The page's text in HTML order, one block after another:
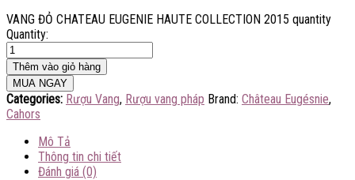
VANG ĐỎ CHATEAU EUGENIE HAUTE COLLECTION 2015 quantity
Quantity:
Thêm vào giỏ hàng
MUA NGAY
Categories: Rượu Vang, Rượu vang pháp Brand: Château Eugésnie,
Cahors
Mô Tả
Thông tin chi tiết
Đánh giá (0)